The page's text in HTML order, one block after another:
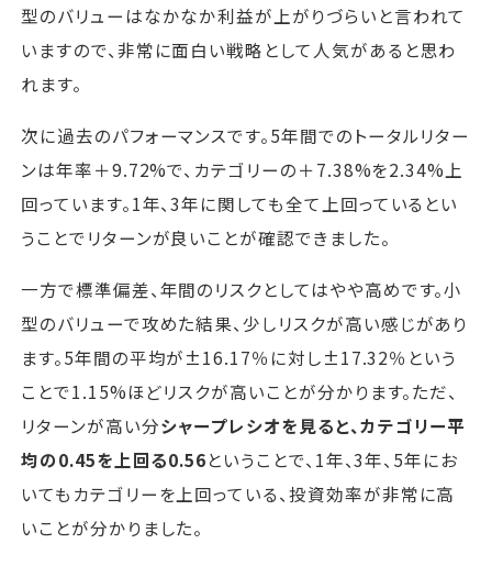
型のバリューはなかなか利益が上がりづらいと言われて
いますので、非常に面白い戦略として人気があると思わ
れます。
次に過去のパフォーマンスです。5年間でのトータルリター
ンは年率＋9.72%で、カテゴリーの＋7.38%を2.34%上
回っています。1年、3年に関しても全て上回っているとい
うことでリターンが良いことが確認できました。
一方で標準偏差、年間のリスクとしてはやや高めです。小
型のバリューで攻めた結果、少しリスクが高い感じがあり
ます。5年間の平均が±16.17％に対し±17.32％という
ことで1.15%ほどリスクが高いことが分かります。ただ、
リターンが高い分シャープレシオを見ると、カテゴリー平
均の0.45を上回る0.56ということで、1年、3年、5年にお
いてもカテゴリーを上回っている、投資効率が非常に高
いことが分かりました。